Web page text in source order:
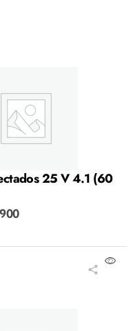
25 V 4.1 (60